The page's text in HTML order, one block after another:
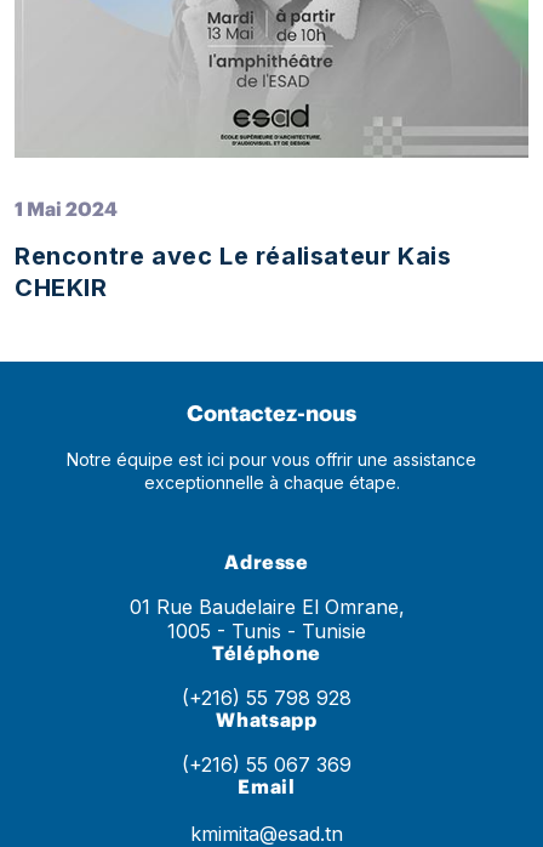
1 Mai 2024
Rencontre avec Le réalisateur Kais
CHEKIR
Contactez-nous
Notre équipe est ici pour vous offrir une assistance
exceptionnelle à chaque étape.
Adresse
01 Rue Baudelaire El Omrane,
1005 - Tunis - Tunisie
Téléphone
(+216) 55 798 928
Whatsapp
(+216) 55 067 369
Email
kmimita@esad.tn